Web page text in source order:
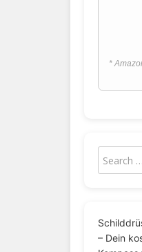
*
– Dein